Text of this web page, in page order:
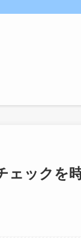
ェックを